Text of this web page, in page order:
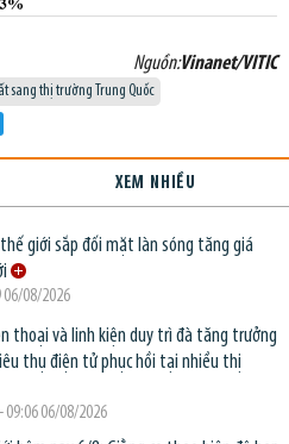
Nguồn:Vinanet/VITIC
sang thị trường Trung Quốc
XEM NHIỀU
thế giới sắp đối mặt làn sóng tăng giá
06/08/2026
thoại và linh kiện duy trì đà tăng trưởng
thụ điện tử phục hồi tại nhiều thị
- 09:06 06/08/2026